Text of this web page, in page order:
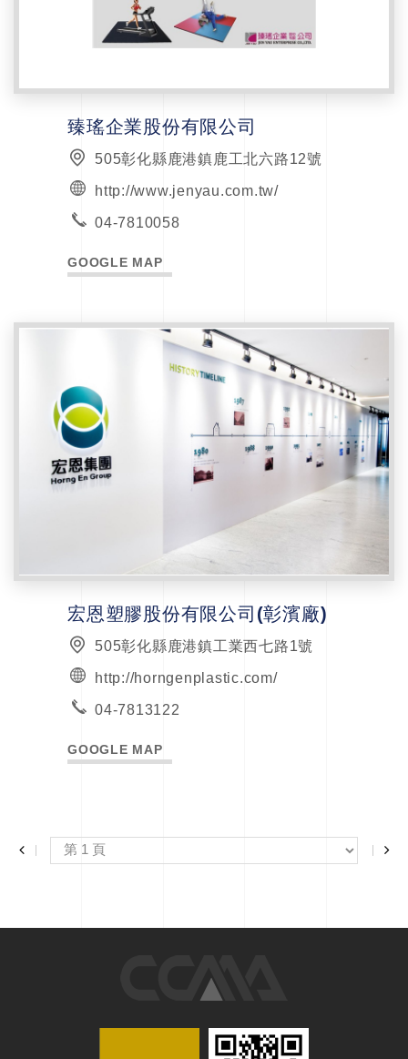
臻瑤企業股份有限公司
505彰化縣鹿港鎮鹿工北六路12號
http://www.jenyau.com.tw/
04-7810058
GOOGLE MAP
宏恩塑膠股份有限公司(彰濱廠)
505彰化縣鹿港鎮工業西七路1號
http://horngenplastic.com/
04-7813122
GOOGLE MAP